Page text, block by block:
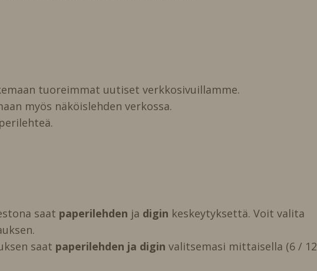
tuoreimmat uutiset verkkosivuillamme.
myös näköislehden verkossa.
saat paperilehden ja digin keskeytyksettä. Voit valita
saat paperilehden ja digin valitsemasi mittaisella (6 / 12